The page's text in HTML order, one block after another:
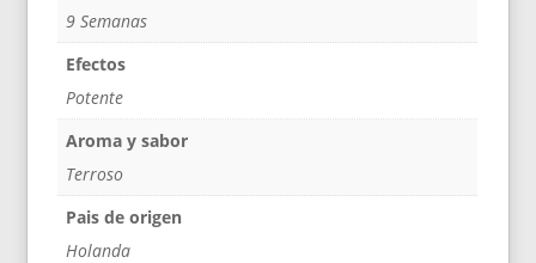
9 Semanas
Efectos
Potente
Aroma y sabor
Terroso
Pais de origen
Holanda